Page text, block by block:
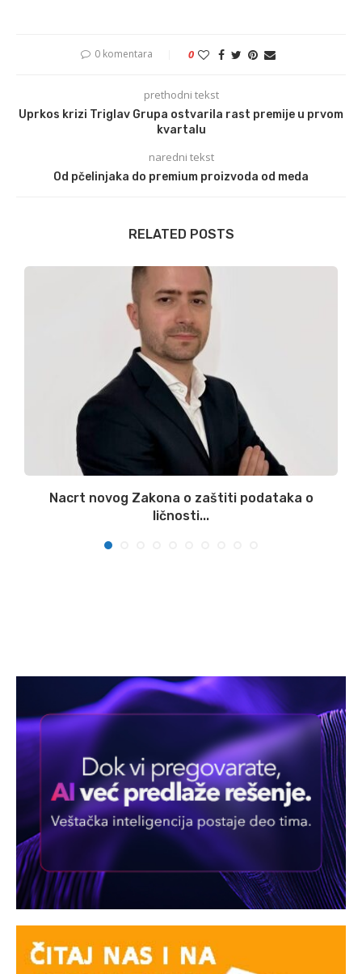
0 komentara 0
prethodni tekst
Uprkos krizi Triglav Grupa ostvarila rast premije u prvom
kvartalu
naredni tekst
Od pčelinjaka do premium proizvoda od meda
RELATED POSTS
Nacrt novog Zakona o zaštiti podataka o
ličnosti...